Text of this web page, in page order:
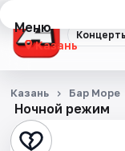
Меню
Казань
Концерты
Театр
Ночной режим
Казань Бар Море